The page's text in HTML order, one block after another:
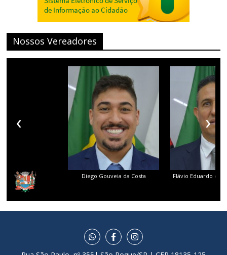
Nossos Vereadores
Diego Gouveia da Costa Flávio Eduardo dos
‹ ›